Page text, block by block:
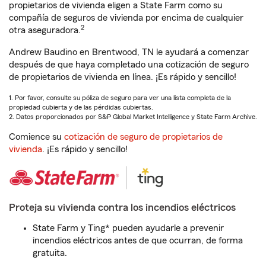
propietarios de vivienda eligen a State Farm como su
compañía de seguros de vivienda por encima de cualquier
otra aseguradora.2
Andrew Baudino en Brentwood, TN le ayudará a comenzar
después de que haya completado una cotización de seguro
de propietarios de vivienda en línea. ¡Es rápido y sencillo!
1. Por favor, consulte su póliza de seguro para ver una lista completa de la
propiedad cubierta y de las pérdidas cubiertas.
2. Datos proporcionados por S&P Global Market Intelligence y State Farm Archive.
Comience su cotización de seguro de propietarios de
vivienda. ¡Es rápido y sencillo!
Proteja su vivienda contra los incendios eléctricos
State Farm y Ting* pueden ayudarle a prevenir
incendios eléctricos antes de que ocurran, de forma
gratuita.